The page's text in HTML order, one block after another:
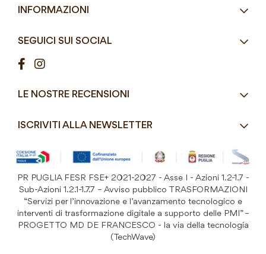
Email info@mddefrancesco.it
8:30 - 12:30 / 15:00 - 19:00
Street Food e Take
Pizzerie e Panifici
Ristorazione
Detergenza e Attrezzatura
Festività
Prodotti Riutilizzabili
INFORMAZIONI
Condizioni di vendita
Costi di Spedizione
SEGUICI SUI SOCIAL
LE NOSTRE RECENSIONI
ISCRIVITI ALLA NEWSLETTER
alla
Newsletter:
ISCRIVITI
PR PUGLIA FESR FSE+ 2021-2027 - Asse I - Azioni 1.2-1.7 -
Sub-Azioni 1.2.1-1.7.7 – Avviso pubblico TRASFORMAZIONI
“Servizi per l’innovazione e l’avanzamento tecnologico e
interventi di trasformazione digitale a supporto delle PMI” –
PROGETTO MD DE FRANCESCO - la via della tecnologia
(TechWave)